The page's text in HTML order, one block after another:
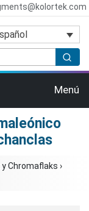
Menú
Chromaflaks ›